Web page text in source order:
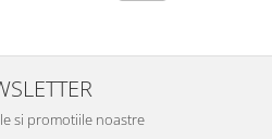
si promotiile noastre